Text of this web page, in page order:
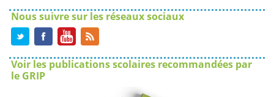
Nous suivre sur les réseaux sociaux
Voir les publications scolaires recommandées par
le GRIP